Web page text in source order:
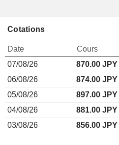
Cotations
Date Cours
07/08/26
870.00 JPY
06/08/26
874.00 JPY
05/08/26
897.00 JPY
04/08/26
881.00 JPY
03/08/26
856.00 JPY